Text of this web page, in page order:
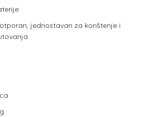
jednostavan za korištenje i